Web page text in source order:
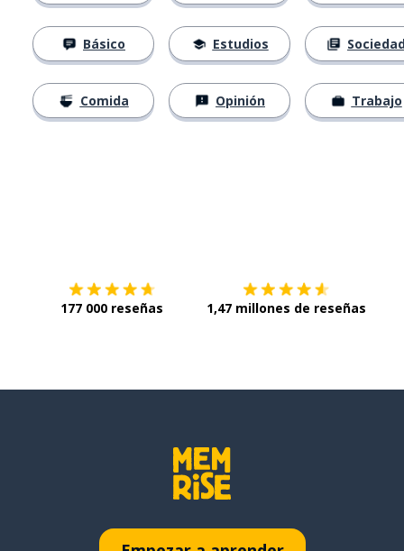
Básico
Comida
Estudios
Opinión Trabajo
177 000 reseñas 1,47 millones de reseñas